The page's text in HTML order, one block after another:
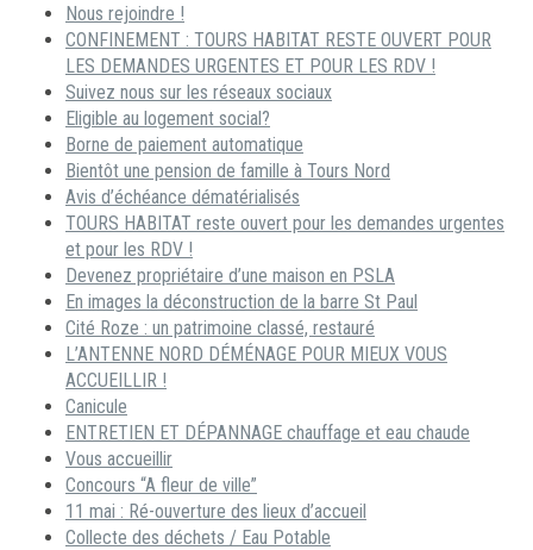
Nous rejoindre !
CONFINEMENT : TOURS HABITAT RESTE OUVERT POUR
LES DEMANDES URGENTES ET POUR LES RDV !
Suivez nous sur les réseaux sociaux
Eligible au logement social?
Borne de paiement automatique
Bientôt une pension de famille à Tours Nord
Avis d’échéance dématérialisés
TOURS HABITAT reste ouvert pour les demandes urgentes
et pour les RDV !
Devenez propriétaire d’une maison en PSLA
En images la déconstruction de la barre St Paul
Cité Roze : un patrimoine classé, restauré
L’ANTENNE NORD DÉMÉNAGE POUR MIEUX VOUS
ACCUEILLIR !
Canicule
ENTRETIEN ET DÉPANNAGE chauffage et eau chaude
Vous accueillir
Concours “A fleur de ville”
11 mai : Ré-ouverture des lieux d’accueil
Collecte des déchets / Eau Potable